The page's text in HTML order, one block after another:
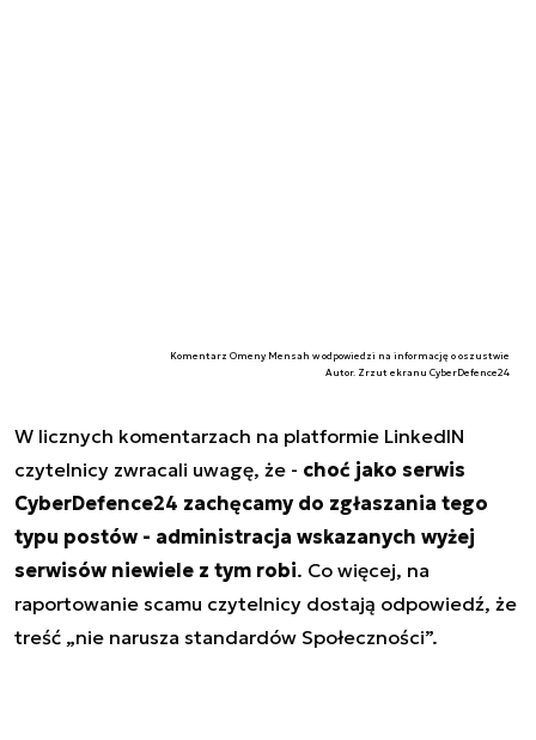
Komentarz Omeny Mensah w odpowiedzi na informację o oszustwie
Autor. Zrzut ekranu CyberDefence24
W licznych komentarzach na platformie LinkedIN
czytelnicy zwracali uwagę, że - choć jako serwis
CyberDefence24 zachęcamy do zgłaszania tego
typu postów - administracja wskazanych wyżej
serwisów niewiele z tym robi. Co więcej, na
raportowanie scamu czytelnicy dostają odpowiedź, że
treść „nie narusza standardów Społeczności”.